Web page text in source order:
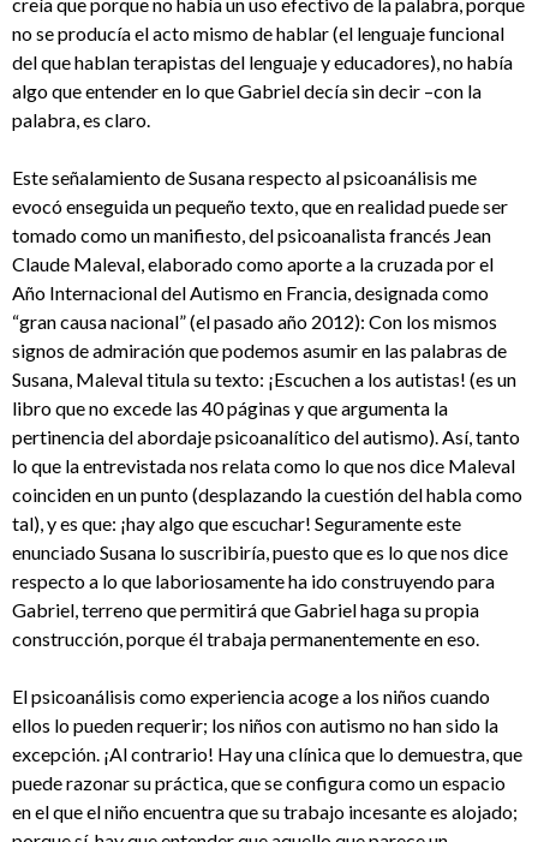
no se producía el acto mismo de hablar (el lenguaje funcional
del que hablan terapistas del lenguaje y educadores), no había
algo que entender en lo que Gabriel decía sin decir –con la
palabra, es claro.
Este señalamiento de Susana respecto al psicoanálisis me
evocó enseguida un pequeño texto, que en realidad puede ser
tomado como un manifiesto, del psicoanalista francés Jean
Claude Maleval, elaborado como aporte a la cruzada por el
Año Internacional del Autismo en Francia, designada como
“gran causa nacional” (el pasado año 2012): Con los mismos
signos de admiración que podemos asumir en las palabras de
Susana, Maleval titula su texto: ¡Escuchen a los autistas! (es un
libro que no excede las 40 páginas y que argumenta la
pertinencia del abordaje psicoanalítico del autismo). Así, tanto
lo que la entrevistada nos relata como lo que nos dice Maleval
coinciden en un punto (desplazando la cuestión del habla como
tal), y es que: ¡hay algo que escuchar! Seguramente este
enunciado Susana lo suscribiría, puesto que es lo que nos dice
respecto a lo que laboriosamente ha ido construyendo para
Gabriel, terreno que permitirá que Gabriel haga su propia
construcción, porque él trabaja permanentemente en eso.
El psicoanálisis como experiencia acoge a los niños cuando
ellos lo pueden requerir; los niños con autismo no han sido la
excepción. ¡Al contrario! Hay una clínica que lo demuestra, que
puede razonar su práctica, que se configura como un espacio
en el que el niño encuentra que su trabajo incesante es alojado;